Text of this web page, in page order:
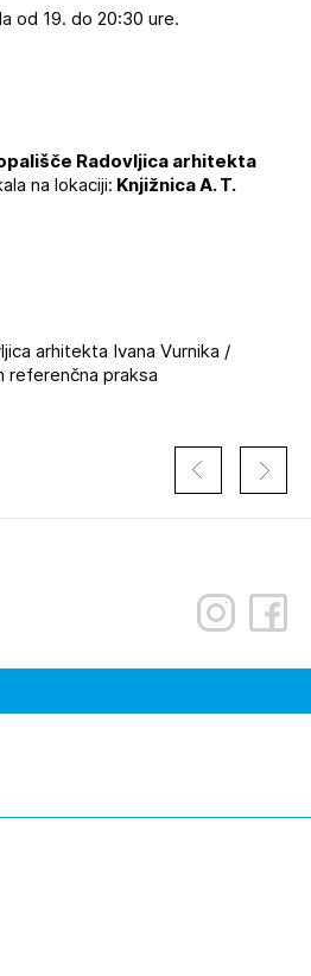
je namenjena le ZAPS
Da lahko do nje
je potrebno prijaviti.
od 19. do 20:30 ure.
Radovljica arhitekta
na lokaciji: Knjižnica A. T.
arhitekta Ivana Vurnika /
referenčna praksa